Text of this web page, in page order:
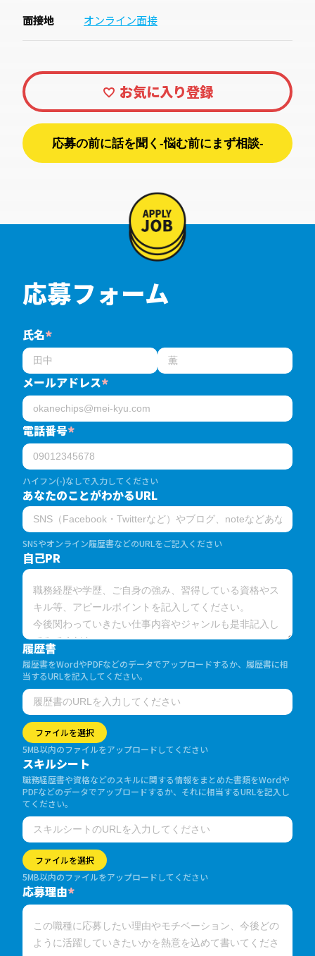
面接地 オンライン面接
応募の前に話を聞く-悩む前にまず相談-
応募フォーム
氏名*
メールアドレス*
電話番号*
ハイフン(-)なしで入力してください
あなたのことがわかるURL
SNSやオンライン履歴書などのURLをご記入ください
自己PR
履歴書
履歴書をWordやPDFなどのデータでアップロードするか、履歴書に相
当するURLを記入してください。
ファイルを選択
5MB以内のファイルをアップロードしてください
スキルシート
職務経歴書や資格などのスキルに関する情報をまとめた書類をWordや
PDFなどのデータでアップロードするか、それに相当するURLを記入し
てください。
ファイルを選択
5MB以内のファイルをアップロードしてください
応募理由*